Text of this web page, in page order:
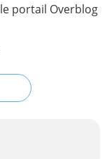
portail Overblog